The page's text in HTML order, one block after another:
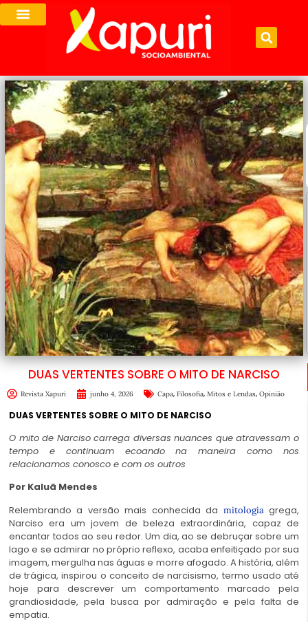
DUAS VERTENTES SOBRE O MITO DE NARCISO
Revista Xapuri junho 4, 2026 Capa, Filosofia, Mitos e Lendas, Opinião
DUAS VERTENTES SOBRE O MITO DE NARCISO
O mito de Narciso carrega diversas nuances que atravessam o
tempo e continuam ecoando na maneira como nos
relacionamos conosco e com os outros
Por Kaluã Mendes
Relembrando a versão mais conhecida da mitologiagrega,
Narciso era um jovem de beleza extraordinária, capaz de
encantar todos ao seu redor. Um dia, ao se debruçar sobre um
lago e se admirar no próprio reflexo, acaba enfeitiçado por sua
imagem, mergulha nas águas e morre afogado. A história, além
de trágica, inspirou o conceito de narcisismo, termo usado até
hoje para descrever um comportamento marcado pela
grandiosidade, pela busca por admiração e pela falta de
empatia.